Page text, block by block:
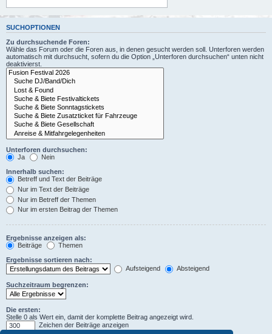
SUCHOPTIONEN
Zu durchsuchende Foren:
Wähle das Forum oder die Foren aus, in denen gesucht werden soll. Unterforen werden
automatisch mit durchsucht, sofern du die Option „Unterforen durchsuchen“ unten nicht
deaktivierst.
Unterforen durchsuchen:
Ja
Nein
Innerhalb suchen:
Betreff und Text der Beiträge
Nur im Text der Beiträge
Nur im Betreff der Themen
Nur im ersten Beitrag der Themen
Ergebnisse anzeigen als:
Beiträge
Themen
Ergebnisse sortieren nach:
Aufsteigend
Absteigend
Suchzeitraum begrenzen:
Die ersten:
Stelle 0 als Wert ein, damit der komplette Beitrag angezeigt wird.
Zeichen der Beiträge anzeigen